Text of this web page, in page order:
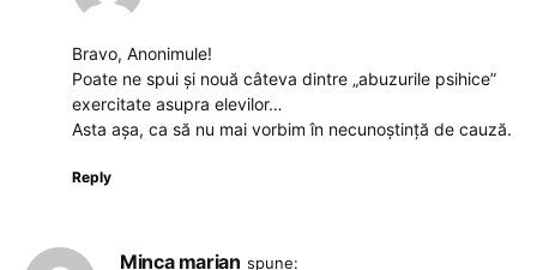
Bravo, Anonimule!
Poate ne spui și nouă câteva dintre „abuzurile psihice”
exercitate asupra elevilor…
Asta așa, ca să nu mai vorbim în necunoștință de cauză.
Reply
Minca marian spune: